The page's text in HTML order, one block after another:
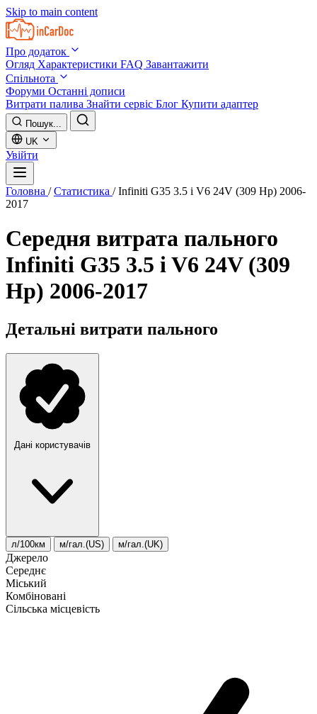
Skip to main content
Про додаток
Огляд Характеристики FAQ Завантажити
Спільнота
Форуми Останні дописи
Витрати палива Знайти сервіс Блог Купити адаптер
Пошук...
UK
Увійти
Головна / Статистика / Infiniti G35 3.5 i V6 24V (309 Hp) 2006-
2017
Середня витрата пального
Infiniti G35 3.5 i V6 24V (309
Hp) 2006-2017
Детальні витрати пального
Дані користувачів
л/100км м/гал.(US) м/гал.(UK)
Джерело
Середнє
Міський
Комбіновані
Сільська місцевість